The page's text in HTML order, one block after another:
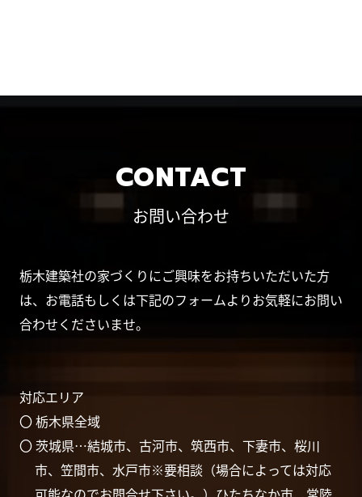
CONTACT
お問い合わせ
栃木建築社の家づくりにご興味をお持ちいただいた方
は、お電話もしくは下記のフォームよりお気軽にお問い
合わせくださいませ。
対応エリア
〇 栃木県全域
〇 茨城県…結城市、古河市、筑西市、下妻市、桜川
市、笠間市、水戸市※要相談（場合によっては対応